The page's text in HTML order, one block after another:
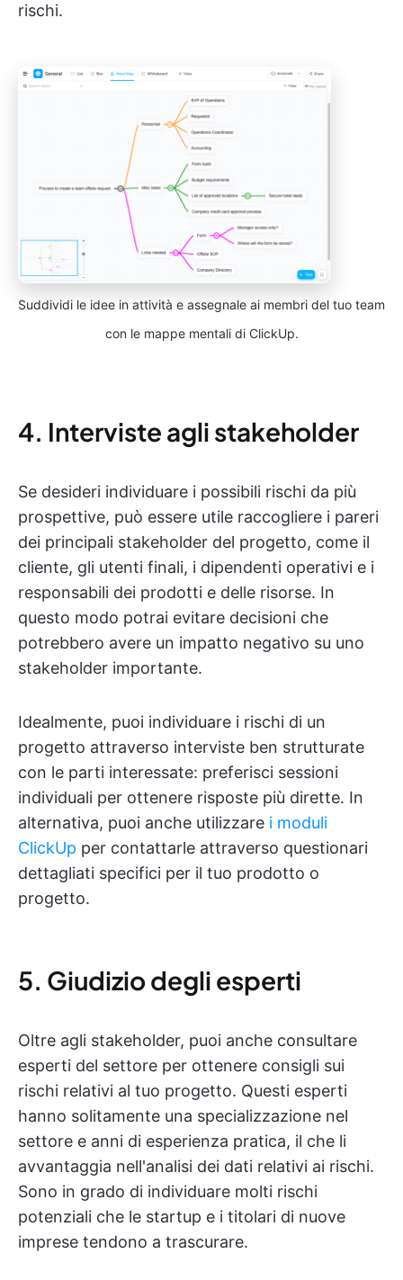
rischi.
Suddividi le idee in attività e assegnale ai membri del tuo team
con le mappe mentali di ClickUp.
4. Interviste agli stakeholder
Se desideri individuare i possibili rischi da più
prospettive, può essere utile raccogliere i pareri
dei principali stakeholder del progetto, come il
cliente, gli utenti finali, i dipendenti operativi e i
responsabili dei prodotti e delle risorse. In
questo modo potrai evitare decisioni che
potrebbero avere un impatto negativo su uno
stakeholder importante.
Idealmente, puoi individuare i rischi di un
progetto attraverso interviste ben strutturate
con le parti interessate: preferisci sessioni
individuali per ottenere risposte più dirette. In
alternativa, puoi anche utilizzare i moduli
ClickUp per contattarle attraverso questionari
dettagliati specifici per il tuo prodotto o
progetto.
5. Giudizio degli esperti
Oltre agli stakeholder, puoi anche consultare
esperti del settore per ottenere consigli sui
rischi relativi al tuo progetto. Questi esperti
hanno solitamente una specializzazione nel
settore e anni di esperienza pratica, il che li
avvantaggia nell'analisi dei dati relativi ai rischi.
Sono in grado di individuare molti rischi
potenziali che le startup e i titolari di nuove
imprese tendono a trascurare.